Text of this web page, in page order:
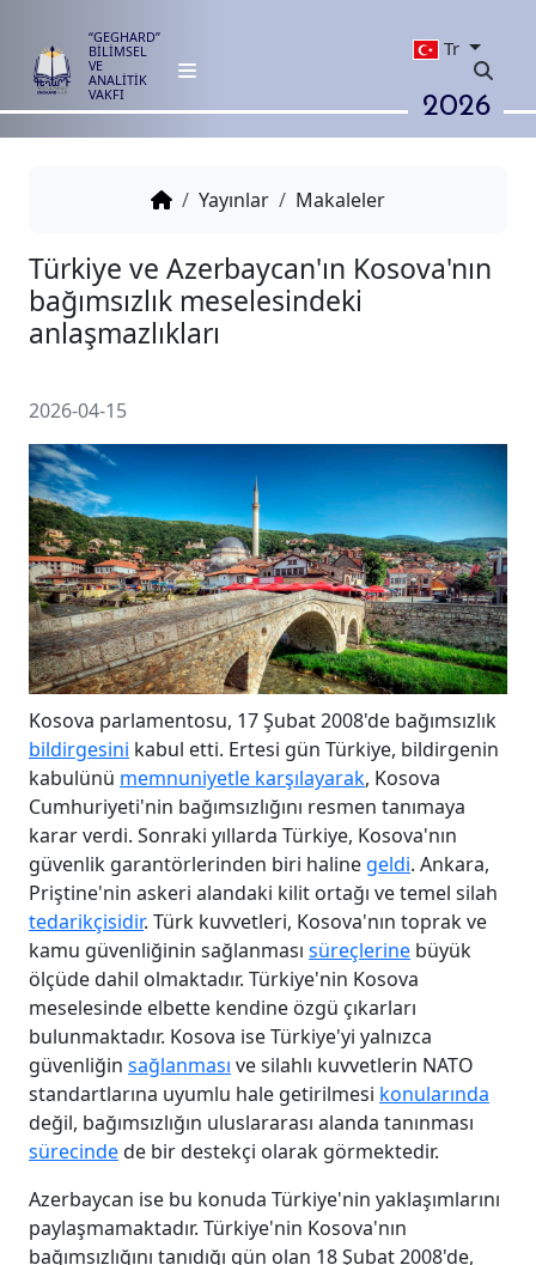
“GEGHARD”
BİLİMSEL
VE
ANALİTİK
VAKFI
Tr
2026
Yayınlar Makaleler
Türkiye ve Azerbaycan'ın
anlaşmazlıkları
2026-04-15
Kosova parlamentosu, 17 Şubat 2008'de bağımsızlık
bildirgesini kabul etti. Ertesi gün Türkiye, bildirgenin
kabulünü memnuniyetle karşılayarak, Kosova
Cumhuriyeti'nin bağımsızlığını resmen tanımaya
karar verdi. Sonraki yıllarda Türkiye, Kosova'nın
güvenlik garantörlerinden biri haline geldi. Ankara,
Priştine'nin askeri alandaki kilit ortağı ve temel silah
tedarikçisidir. Türk kuvvetleri, Kosova'nın toprak ve
kamu güvenliğinin sağlanması süreçlerine büyük
ölçüde dahil olmaktadır. Türkiye'nin Kosova
meselesinde elbette kendine özgü çıkarları
bulunmaktadır. Kosova ise Türkiye'yi yalnızca
güvenliğin sağlanması ve silahlı kuvvetlerin NATO
standartlarına uyumlu hale getirilmesi konularında
değil, bağımsızlığın uluslararası alanda tanınması
sürecindede bir destekçi olarak görmektedir.
Azerbaycan ise bu konuda Türkiye'nin yaklaşımlarını
paylaşmamaktadır. Türkiye'nin Kosova'nın
bağımsızlığını tanıdığı gün olan 18 Şubat 2008'de,